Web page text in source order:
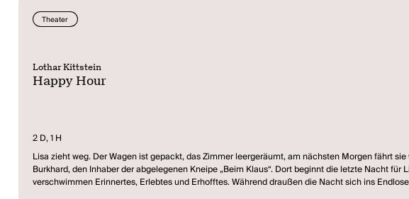
Theater
Lothar Kittstein
Happy Hour
2 D, 1 H
Lisa zieht weg. Der Wagen ist gepackt, das Zimmer leergeräumt, am nächsten Morgen fährt
Burkhard, den Inhaber der abgelegenen Kneipe „Beim Klaus“. Dort beginnt die letzte Nacht
verschwimmen Erinnertes, Erlebtes und Erhofftes. Während draußen die Nacht sich ins